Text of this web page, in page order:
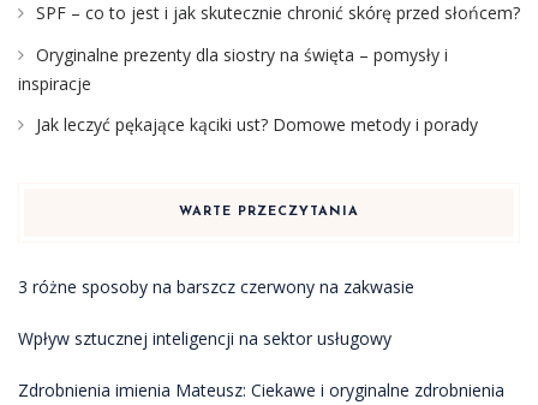
SPF – co to jest i jak skutecznie chronić skórę przed słońcem?
Oryginalne prezenty dla siostry na święta – pomysły i
inspiracje
Jak leczyć pękające kąciki ust? Domowe metody i porady
WARTE PRZECZYTANIA
3 różne sposoby na barszcz czerwony na zakwasie
Wpływ sztucznej inteligencji na sektor usługowy
Zdrobnienia imienia Mateusz: Ciekawe i oryginalne zdrobnienia